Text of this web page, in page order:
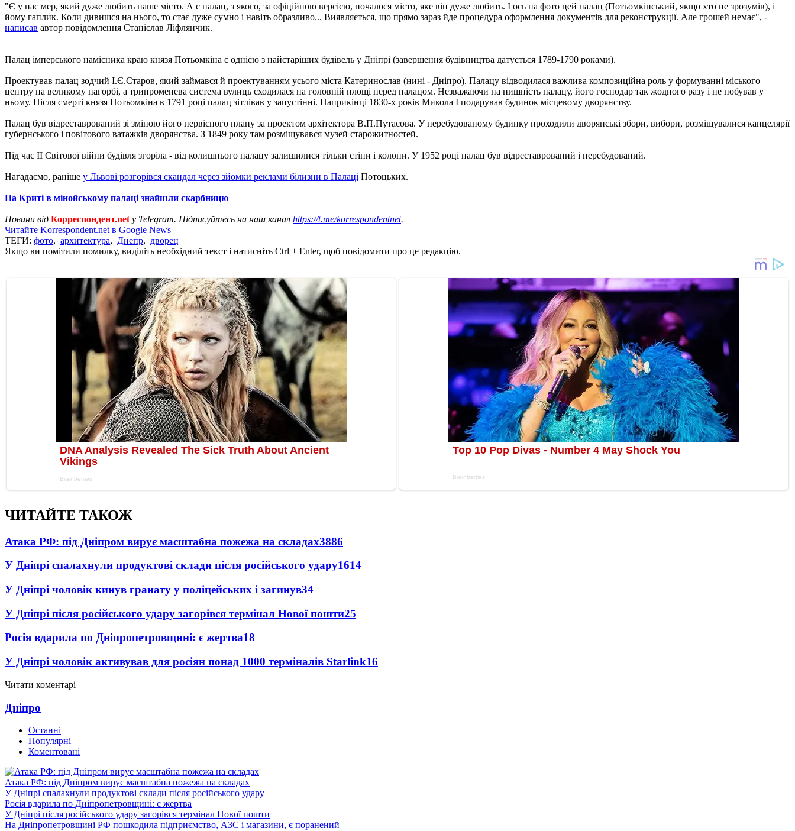
"Є у нас мер, який дуже любить наше місто. А є палац, з якого, за офіційною версією, почалося місто, яке він дуже любить. І ось на фото цей палац (Потьомкінський, якщо хто не зрозумів), і
йому гаплик. Коли дивишся на нього, то стає дуже сумно і навіть образливо... Виявляється, що прямо зараз йде процедура оформлення документів для реконструкції. Але грошей немає", -
написав автор повідомлення Станіслав Ліфлянчик.
Палац імперського намісника краю князя Потьомкіна є однією з найстаріших будівель у Дніпрі (завершення будівництва датується 1789-1790 роками).
Проектував палац зодчий І.Є.Старов, який займався й проектуванням усього міста Катеринослав (нині - Дніпро). Палацу відводилася важлива композиційна роль у формуванні міського
центру на великому пагорбі, а трипроменева система вулиць сходилася на головній площі перед палацом. Незважаючи на пишність палацу, його господар так жодного разу і не побував у
ньому. Після смерті князя Потьомкіна в 1791 році палац зітлівав у запустінні. Наприкінці 1830-х років Микола I подарував будинок місцевому дворянству.
Палац був відреставрований зі зміною його первісного плану за проектом архітектора В.П.Путасова. У перебудованому будинку проходили дворянські збори, вибори, розміщувалися канцелярії
губернського і повітового ватажків дворянства. З 1849 року там розміщувався музей старожитностей.
Під час II Світової війни будівля згоріла - від колишнього палацу залишилися тільки стіни і колони. У 1952 році палац був відреставрований і перебудований.
Нагадаємо, раніше у Львові розгорівся скандал через зйомки реклами білизни в Палаці Потоцьких.
На Криті в мінойському палаці знайшли скарбницю
Новини від Корреспондент.net у Telegram. Підписуйтесь на наш канал https://t.me/korrespondentnet.
Читайте Korrespondent.net в Google News
ТЕГИ: фото, архитектура, Днепр, дворец
Якщо ви помітили помилку, виділіть необхідний текст і натисніть Ctrl + Enter, щоб повідомити про це редакцію.
ЧИТАЙТЕ ТАКОЖ
Атака РФ: під Дніпром вирує масштабна пожежа на складах3886
У Дніпрі спалахнули продуктові склади після російського удару1614
У Дніпрі чоловік кинув гранату у поліцейських і загинув34
У Дніпрі після російського удару загорівся термінал Нової пошти25
Росія вдарила по Дніпропетровщині: є жертва18
У Дніпрі чоловік активував для росіян понад 1000 терміналів Starlink16
Читати коментарі
Дніпро
Останні
Популярні
Коментовані
Атака РФ: під Дніпром вирує масштабна пожежа на складах
У Дніпрі спалахнули продуктові склади після російського удару
Росія вдарила по Дніпропетровщині: є жертва
У Дніпрі після російського удару загорівся термінал Нової пошти
На Дніпропетровщині РФ пошкодила підприємство, АЗС і магазини, є поранений